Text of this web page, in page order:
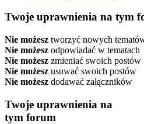
Twoje uprawnienia na tym
Nie możesz tworzyć nowych
Nie możesz odpowiadać w tematach
Nie możesz zmieniać swoich postów
Nie możesz usuwać swoich postów
Nie możesz dodawać załączników
Twoje uprawnienia na
tym forum